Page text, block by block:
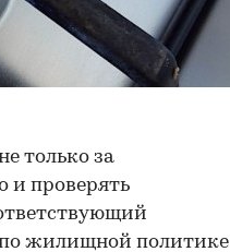
только за
и проверять
жилищной политике